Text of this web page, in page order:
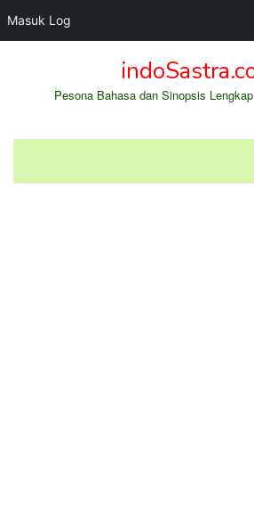
Masuk Log
Pesona Bahasa dan Sinopsis